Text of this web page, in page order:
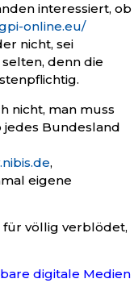
interessiert, ob
online.eu/
nicht, sei
denn die
nicht, man muss
jedes Bundesland
,
eigene
für völlig verblödet,
digitale Medien